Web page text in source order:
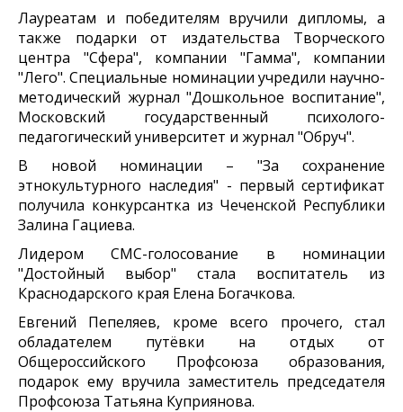
Лауреатам и победителям вручили дипломы, а
также подарки от издательства Творческого
центра "Сфера", компании "Гамма", компании
"Лего". Специальные номинации учредили научно-
методический журнал "Дошкольное воспитание",
Московский государственный психолого-
педагогический университет и журнал "Обруч".
В новой номинации – "За сохранение
этнокультурного наследия" - первый сертификат
получила конкурсантка из Чеченской Республики
Залина Гациева.
Лидером СМС-голосование в номинации
"Достойный выбор" стала воспитатель из
Краснодарского края Елена Богачкова.
Евгений Пепеляев, кроме всего прочего, стал
обладателем путёвки на отдых от
Общероссийского Профсоюза образования,
подарок ему вручила заместитель председателя
Профсоюза Татьяна Куприянова.